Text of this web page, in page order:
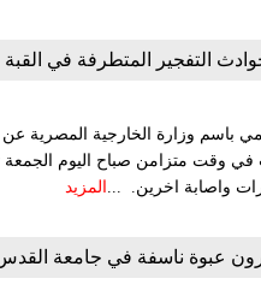
التفجير المتطرفة في القبة
باسم وزارة الخارجية المصرية عن
وقت متزامن صباح اليوم الجمعة
واصابة اخرين. ... المزيد
عبوة ناسفة في جامعة